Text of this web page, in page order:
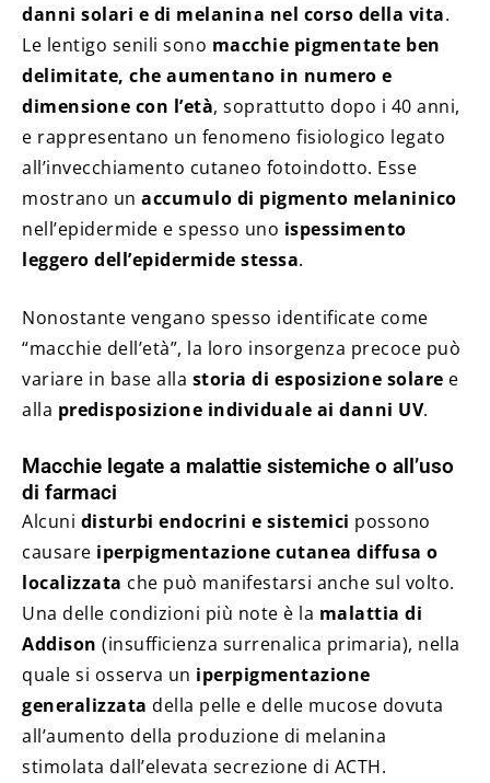
danni solari e di melanina nel corso della vita.
Le lentigo senili sono macchie pigmentate ben
delimitate, che aumentano in numero e
dimensione con l’età, soprattutto dopo i 40 anni,
e rappresentano un fenomeno fisiologico legato
all’invecchiamento cutaneo fotoindotto. Esse
mostrano un accumulo di pigmento melaninico
nell’epidermide e spesso uno ispessimento
leggero dell’epidermide stessa.
Nonostante vengano spesso identificate come
“macchie dell’età”, la loro insorgenza precoce può
variare in base alla storia di esposizione solare e
alla predisposizione individuale ai danni UV.
Macchie legate a malattie sistemiche o all’uso
di farmaci
Alcuni disturbi endocrini e sistemici possono
causare iperpigmentazione cutanea diffusa o
localizzata che può manifestarsi anche sul volto.
Una delle condizioni più note è la malattia di
Addison (insufficienza surrenalica primaria), nella
quale si osserva un iperpigmentazione
generalizzata della pelle e delle mucose dovuta
all’aumento della produzione di melanina
stimolata dall’elevata secrezione di ACTH.